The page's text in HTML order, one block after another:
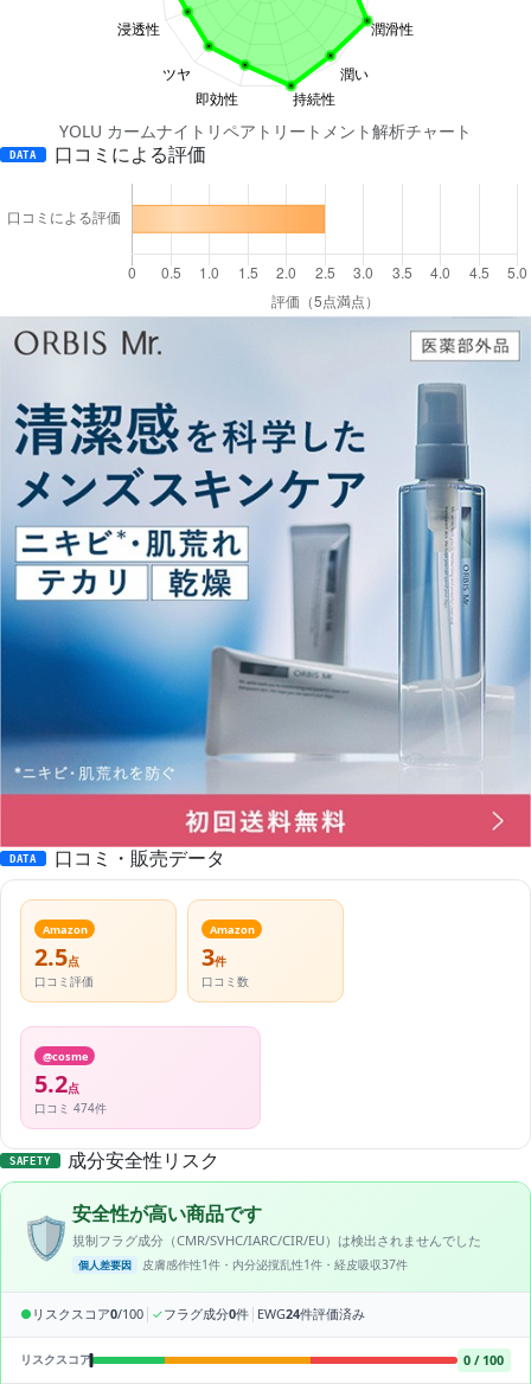
YOLU カームナイトリペアトリートメント解析チャート
DATA 口コミによる評価
DATA 口コミ・販売データ
Amazon
2.5点
口コミ評価
Amazon
3件
口コミ数
@cosme
5.2点
口コミ 474件
SAFETY 成分安全性リスク
🛡️安全性が高い商品です
規制フラグ成分（CMR/SVHC/IARC/CIR/EU）は検出されませんでした
個人差要因 皮膚感作性1件・内分泌撹乱性1件・経皮吸収37件
● リスクスコア0/100 | ✓フラグ成分0件 | EWG24件評価済み
リスクスコア 0 / 100